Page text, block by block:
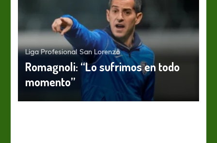
Liga Profesional San Lorenzo
Romagnoli: “Lo sufrimos en todo
momento”